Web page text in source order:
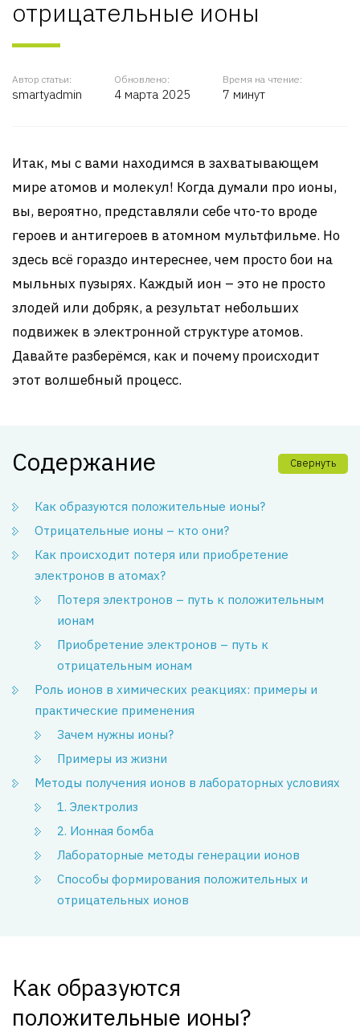
отрицательные ионы
Автор статьи:
smartyadmin
Обновлено:
4 марта 2025
Время на чтение:
7 минут
Итак, мы с вами находимся в захватывающем
мире атомов и молекул! Когда думали про ионы,
вы, вероятно, представляли себе что-то вроде
героев и антигероев в атомном мультфильме. Но
здесь всё гораздо интереснее, чем просто бои на
мыльных пузырях. Каждый ион – это не просто
злодей или добряк, а результат небольших
подвижек в электронной структуре атомов.
Давайте разберёмся, как и почему происходит
этот волшебный процесс.
Содержание Свернуть
Как образуются положительные ионы?
Отрицательные ионы – кто они?
Как происходит потеря или приобретение
электронов в атомах?
Потеря электронов – путь к положительным
ионам
Приобретение электронов – путь к
отрицательным ионам
Роль ионов в химических реакциях: примеры и
практические применения
Зачем нужны ионы?
Примеры из жизни
Методы получения ионов в лабораторных условиях
1. Электролиз
2. Ионная бомба
Лабораторные методы генерации ионов
Способы формирования положительных и
отрицательных ионов
Как образуются
положительные ионы?